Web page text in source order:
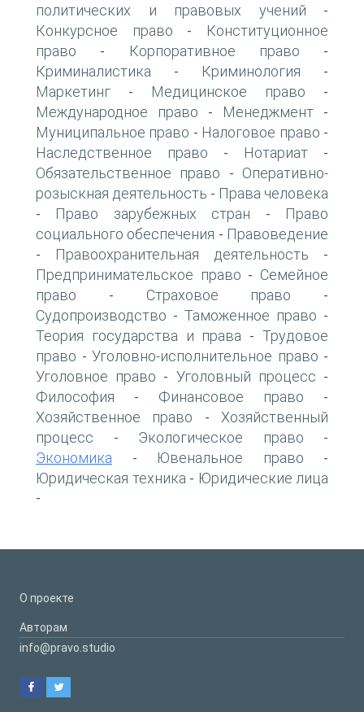
политических и правовых учений -
Конкурсное право -
Конституционное
право - Корпоративное право -
Криминалистика - Криминология -
Маркетинг - Медицинское право -
Международное право - Менеджмент -
Муниципальное право - Налоговое право -
Наследственное право - Нотариат -
Обязательственное право - Оперативно-
розыскная деятельность - Права человека
- Право зарубежных стран -
Право
социального обеспечения - Правоведение
- Правоохранительная деятельность -
Предпринимательское право - Семейное
право - Страховое право -
Судопроизводство - Таможенное право -
Теория государства и права -Трудовое
право - Уголовно-исполнительное право -
Уголовное право - Уголовный процесс -
Философия - Финансовое право -
Хозяйственное право - Хозяйственный
процесс - Экологическое право -
Экономика - Ювенальное право -
Юридическая техника - Юридические лица
-
О проекте
Авторам
info@pravo.studio